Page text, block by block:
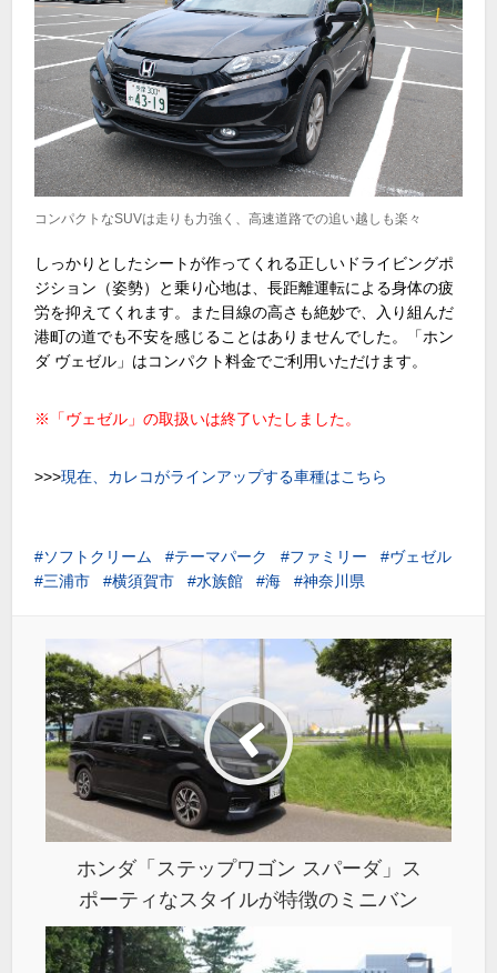
コンパクトなSUVは走りも力強く、高速道路での追い越しも楽々
しっかりとしたシートが作ってくれる正しいドライビングポ
ジション（姿勢）と乗り心地は、長距離運転による身体の疲
労を抑えてくれます。また目線の高さも絶妙で、入り組んだ
港町の道でも不安を感じることはありませんでした。「ホン
ダ ヴェゼル」はコンパクト料金でご利用いただけます。
※「ヴェゼル」の取扱いは終了いたしました。
>>>現在、カレコがラインアップする車種はこちら
ソフトクリーム テーマパーク ファミリー
ヴェゼル
三浦市
横須賀市 水族館 海 神奈川県
ホンダ「ステップワゴン スパーダ」ス
ポーティなスタイルが特徴のミニバン